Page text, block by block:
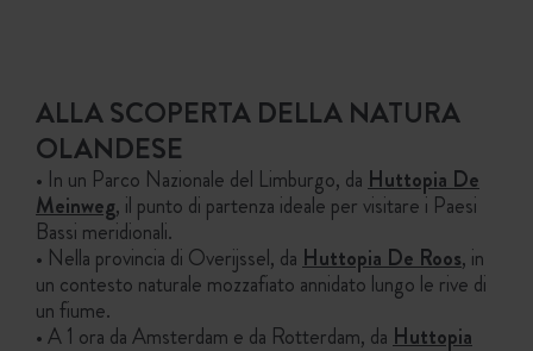
ALLA SCOPERTA DELLA NATURA
OLANDESE
• In un Parco Nazionale del Limburgo, da Huttopia De
Meinweg, il punto di partenza ideale per visitare i Paesi
Bassi meridionali.
• Nella provincia di Overijssel, da Huttopia De Roos, in
un contesto naturale mozzafiato annidato lungo le rive di
un fiume.
• A 1 ora da Amsterdam e da Rotterdam, da Huttopia